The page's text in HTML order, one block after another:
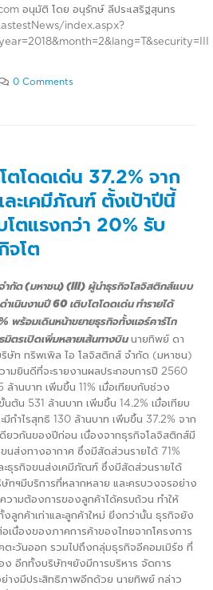
อนุมัติ โดย อนุรักษ์ ลีประเสริฐสุนทร
index.aspx?
0 Comments
ตโดดเด่น 37.2% จาก
ละเคมีภัณฑ์ ตั้งเป้าปีนี้
โตแรงกว่า 20% รับ
จโต
ำกัด (มหาชน) (iii) ผู้นำธุรกิจโลจิสติกส์แบบ
เนินงานปี 60 เติบโตโดดเด่น ทำรายได้
พร้อมเดินหน้าขยายธุรกิจทั้งแอร์คาร์โก
ตรเปิดเพิ่มหลายเส้นทางบินนายทิพย์ ดา
ริษัท ทริพเพิล ไอ โลจิสติกส์ จำกัด (มหาชน)
ามยินดีที่จะรายงานผลประกอบการปี 2560
านบาท เพิ่มขึ้น 11% เมื่อเทียบกับช่วง
ต้น 531 ล้านบาท เพิ่มขึ้น 14.2% เมื่อเทียบ
กำไรสุทธิ 130 ล้านบาท เพิ่มขึ้น 37.2% จาก
ยวกันของปีก่อน เนื่องจากธุรกิจโลจิสติกส์มี
นส่งทางอากาศ ซึ่งมีสัดส่วนรายได้ 71%
ะธุรกิจขนส่งเคมีภัณฑ์ ซึ่งมีสัดส่วนรายได้
ทฯมีบริการที่หลากหลาย และครบวงจรอย่าง
ามต้องการของลูกค้าได้ครบถ้วน ทำให้
ลูกค้าเก่าและลูกค้าใหม่ ยิ่งกว่านั้น ธุรกิจยัง
นื่องของภาคการค้าของไทยจากโครงการ
ตะวันออก รวมไปถึงกลุ่มธุรกิจอีคอมเมิร์ซ ที่
ง อีกทั้งบริษัทฯยังมีการบริหาร จัดการ
ย่างมีประสิทธิภาพอีกด้วย นายทิพย์ กล่าว